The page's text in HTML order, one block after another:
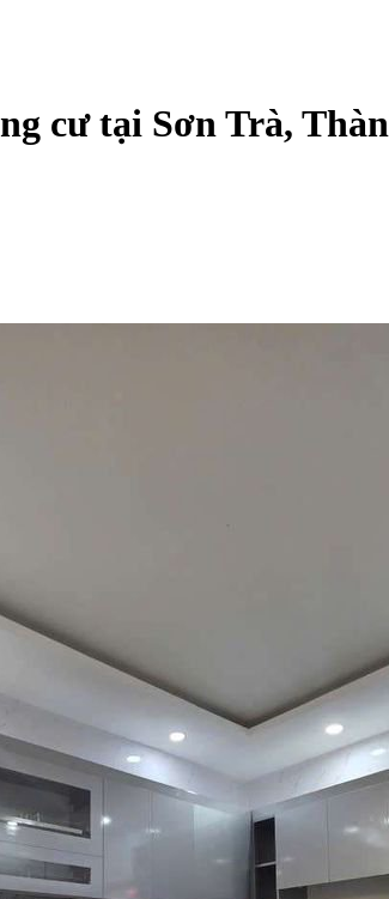
cư tại Sơn Trà,